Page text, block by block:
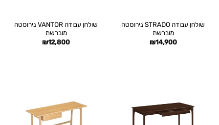
שולחן עבודה STRADO נירוסטה
מוברשת
₪14,900
שולחן עבודה VANTOR נירוסטה
מוברשת
₪12,800